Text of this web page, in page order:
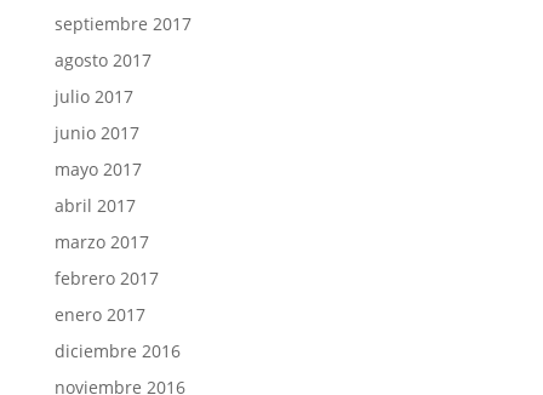
septiembre 2017
agosto 2017
julio 2017
junio 2017
mayo 2017
abril 2017
marzo 2017
febrero 2017
enero 2017
diciembre 2016
noviembre 2016